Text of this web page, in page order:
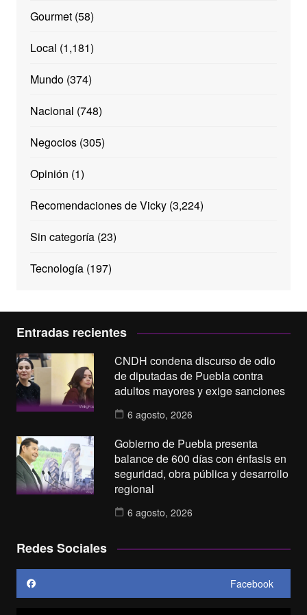
Gourmet(58)
Local (1,181)
Mundo(374)
Nacional (748)
Negocios(305)
Opinión (1)
Recomendaciones de Vicky(3,224)
Sin categoría(23)
Tecnología(197)
Entradas recientes
CNDH condena discurso de odio
de diputadas de Puebla contra
adultos mayores y exige sanciones
6 agosto, 2026
Gobierno de Puebla presenta
balance de 600 días con énfasis en
seguridad, obra pública y desarrollo
regional
6 agosto, 2026
Redes Sociales
Facebook